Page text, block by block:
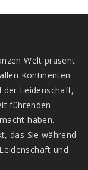
Welt präsent
Kontinenten
der Leidenschaft,
führenden
haben.
das Sie während
und